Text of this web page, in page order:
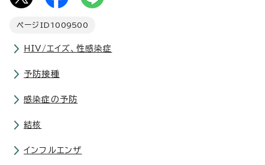
ページID 1009500
HIV/エイズ、性感染症
予防接種
感染症の予防
結核
インフルエンザ